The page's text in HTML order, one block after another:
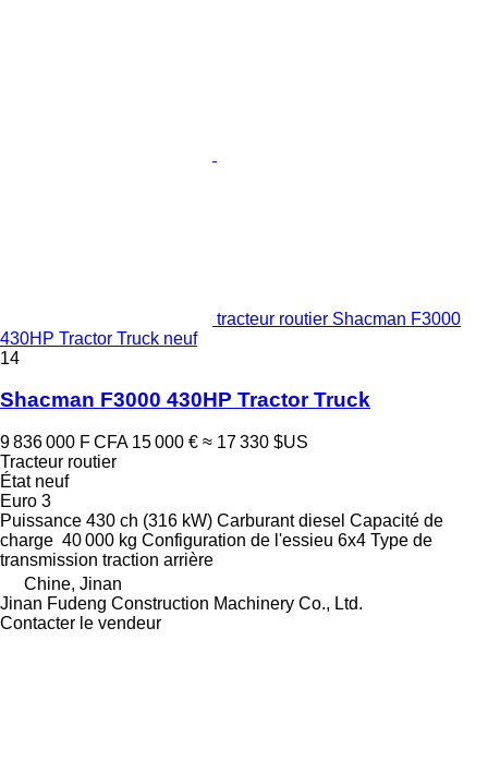
tracteur routier Shacman F3000
430HP Tractor Truck neuf
14
Shacman F3000 430HP Tractor Truck
9 836 000 F CFA 15 000 € ≈ 17 330 $US
Tracteur routier
Étatneuf
Euro 3
Puissance 430 ch (316 kW) Carburant diesel Capacité de
charge 40 000 kg Configuration de l'essieu 6x4 Type de
transmission traction arrière
Chine, Jinan
Jinan Fudeng Construction Machinery Co., Ltd.
Contacter le vendeur